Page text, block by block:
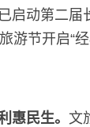
启动第二
游节开启“
惠民生。 文